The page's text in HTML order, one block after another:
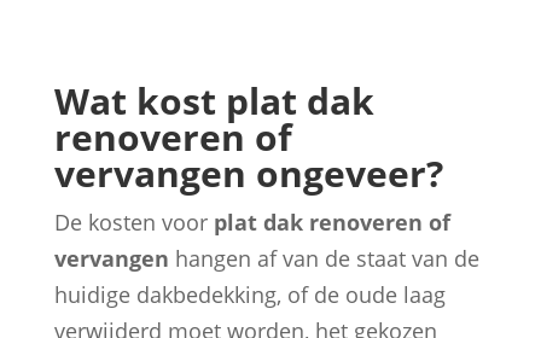
Wat kost plat dak
renoveren of
vervangen ongeveer?
De kosten voor plat dak renoveren of
vervangen hangen af van de staat van de
huidige dakbedekking, of de oude laag
verwijderd moet worden, het gekozen